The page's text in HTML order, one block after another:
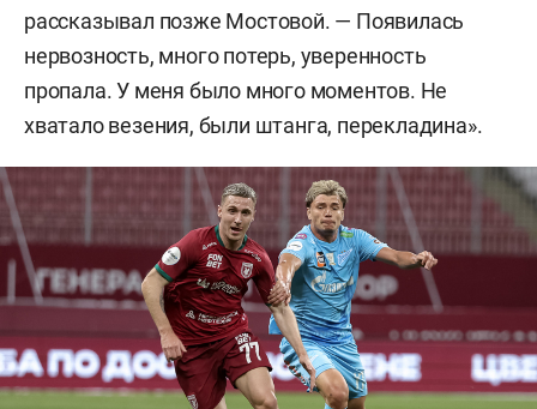
рассказывал позже Мостовой. — Появилась
нервозность, много потерь, уверенность
пропала. У меня было много моментов. Не
хватало везения, были штанга, перекладина».